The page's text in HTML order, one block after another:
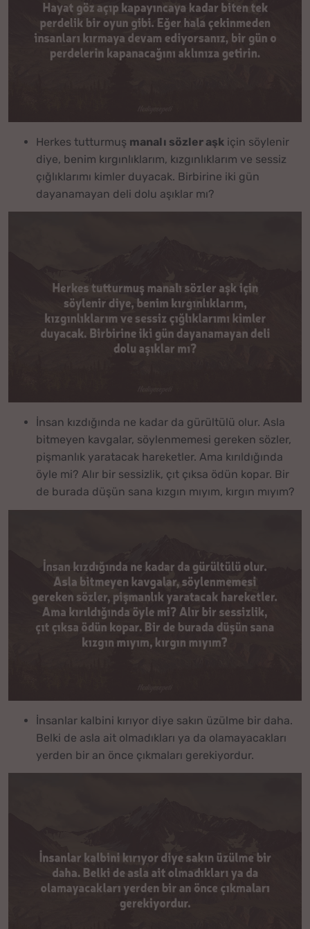
Herkes tutturmuş manalı sözler aşk için söylenir
diye, benim kırgınlıklarım, kızgınlıklarım ve sessiz
çığlıklarımı kimler duyacak. Birbirine iki gün
dayanamayan deli dolu aşıklar mı?
İnsan kızdığında ne kadar da gürültülü olur. Asla
bitmeyen kavgalar, söylenmemesi gereken sözler,
pişmanlık yaratacak hareketler. Ama kırıldığında
öyle mi? Alır bir sessizlik, çıt çıksa ödün kopar. Bir
de burada düşün sana kızgın mıyım, kırgın mıyım?
İnsanlar kalbini kırıyor diye sakın üzülme bir daha.
Belki de asla ait olmadıkları ya da olamayacakları
yerden bir an önce çıkmaları gerekiyordur.